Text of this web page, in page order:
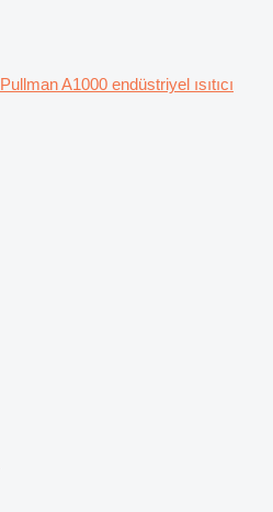
Pullman A1000 endüstriyel ısıtıcı